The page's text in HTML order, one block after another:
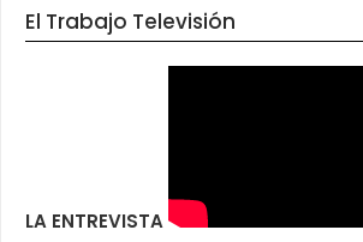
El Trabajo Televisión
LA ENTREVISTA